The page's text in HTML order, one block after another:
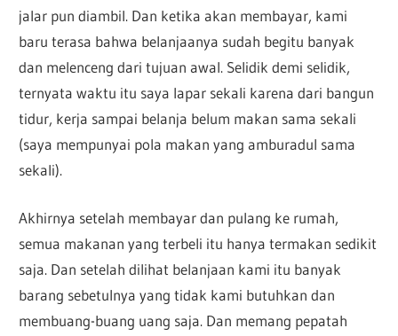
jalar pun diambil. Dan ketika akan membayar, kami
baru terasa bahwa belanjaanya sudah begitu banyak
dan melenceng dari tujuan awal. Selidik demi selidik,
ternyata waktu itu saya lapar sekali karena dari bangun
tidur, kerja sampai belanja belum makan sama sekali
(saya mempunyai pola makan yang amburadul sama
sekali).
Akhirnya setelah membayar dan pulang ke rumah,
semua makanan yang terbeli itu hanya termakan sedikit
saja. Dan setelah dilihat belanjaan kami itu banyak
barang sebetulnya yang tidak kami butuhkan dan
membuang-buang uang saja. Dan memang pepatah